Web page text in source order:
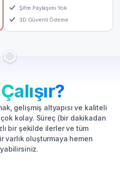
Şifre Paylaşımı Yok
3D Güvenli Ödeme
Çalışır?
gelişmiş altyapısı ve kaliteli
kolay. Süreç (bir dakikadan
bir şekilde ilerler ve tüm
varlık oluşturmaya hemen